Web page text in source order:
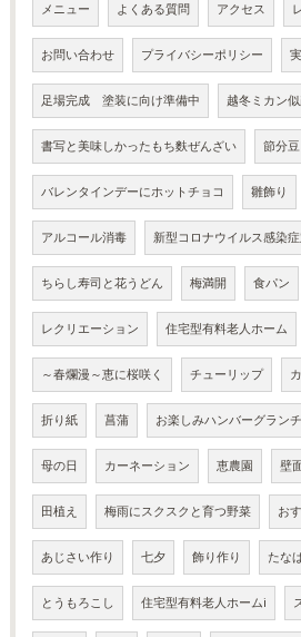
メニュー よくある質問 アクセス
お問い合わせ プライバシーポリシー
足場完成 塗装に向け準備中 越冬ミカン
書写と美味しかったもち麩ぜんざい 節分豆
バレンタインデーにホットチョコ 雛飾り
アルコール消毒 新型コロナウイルス感染
ちらし寿司と花うどん 梅満開 食パン
レクリエーション 住宅型有料老人ホーム
～春爛漫～恵に桜咲く チューリップ
折り紙 菖蒲 お楽しみハンバーグランチ
母の日 カーネーション 恵農園 壁
田植え 梅雨にスクスクと育つ野菜 お
あじさい作り 七夕 飾り作り たな
とうもろこし 住宅型有料老人ホームi